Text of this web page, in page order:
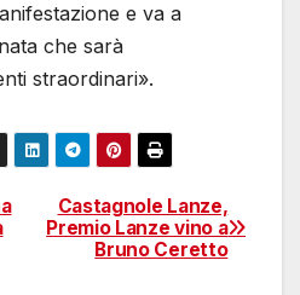
e va a
che sarà
straordinari».
Castagnole Lanze,
Premio Lanze vino a
Bruno Ceretto